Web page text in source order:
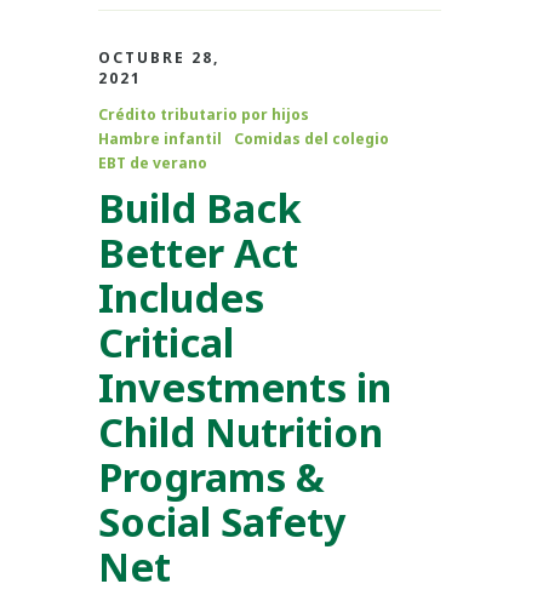
OCTUBRE 28,
2021
Crédito tributario por hijos
Hambre infantil
Comidas del colegio
EBT de verano
Build Back
Better Act
Includes
Critical
Investments in
Child Nutrition
Programs &
Social Safety
Net